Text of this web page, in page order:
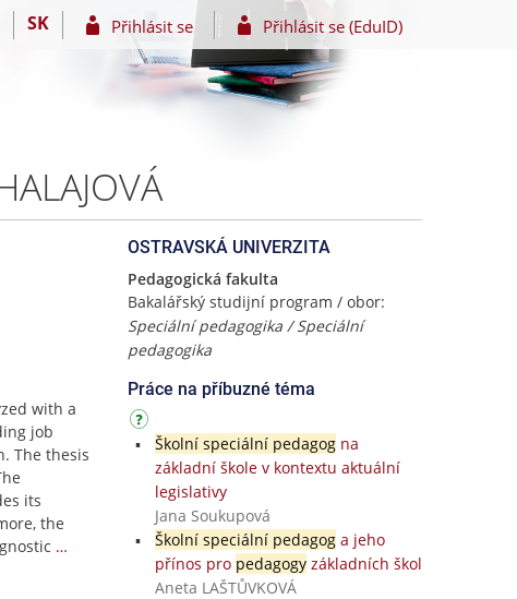
SK Přihlásit se Přihlásit se (EduID)
with a
job
The thesis
its
the
…
OSTRAVSKÁ UNIVERZITA
Pedagogická fakulta
Bakalářský studijní program / obor:
Speciální pedagogika / Speciální
pedagogika
Práce na příbuzné téma
Školní speciální pedagogna
základní škole v kontextu aktuální
legislativy
Jana Soukupová
Školní speciální pedagoga jeho
přínos pro pedagogyzákladních škol
Aneta LAŠTŮVKOVÁ